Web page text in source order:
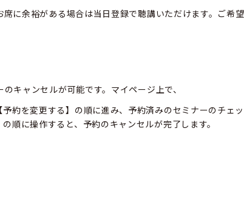
に余裕がある場合は当日登録で聴講いただけます。ご希
キャンセルが可能です。マイページ上で、
約を変更する】の順に進み、予約済みのセミナーのチェ
順に操作すると、予約のキャンセルが完了します。